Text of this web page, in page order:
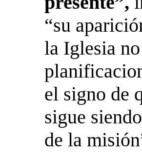
“su
la Iglesia
el signo de
sigue
de la